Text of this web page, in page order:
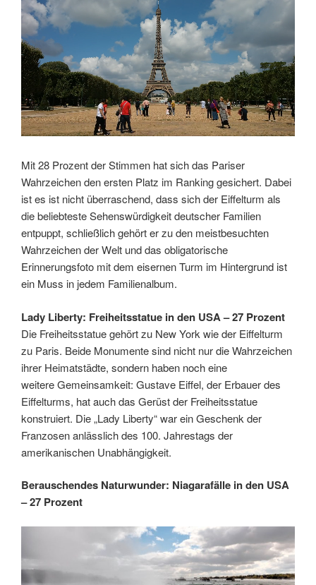
Mit 28 Prozent der Stimmen hat sich das Pariser
Wahrzeichen den ersten Platz im Ranking gesichert. Dabei
ist es ist nicht überraschend, dass sich der Eiffelturm als
die beliebteste Sehenswürdigkeit deutscher Familien
entpuppt, schließlich gehört er zu den meistbesuchten
Wahrzeichen der Welt und das obligatorische
Erinnerungsfoto mit dem eisernen Turm im Hintergrund ist
ein Muss in jedem Familienalbum.
Lady Liberty: Freiheitsstatue in den USA – 27 Prozent
Die Freiheitsstatue gehört zu New York wie der Eiffelturm
zu Paris. Beide Monumente sind nicht nur die Wahrzeichen
ihrer Heimatstädte, sondern haben noch eine
weitere Gemeinsamkeit: Gustave Eiffel, der Erbauer des
Eiffelturms, hat auch das Gerüst der Freiheitsstatue
konstruiert. Die „Lady Liberty“ war ein Geschenk der
Franzosen anlässlich des 100. Jahrestags der
amerikanischen Unabhängigkeit.
Berauschendes Naturwunder: Niagarafälle in den USA
– 27 Prozent